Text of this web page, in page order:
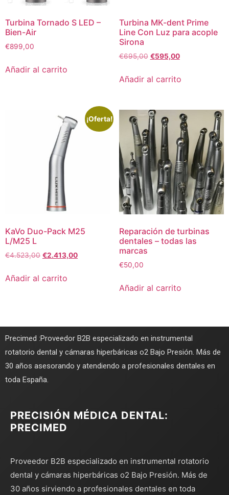
Turbina Tornado S LED –
Bien-Air
€899,00
Añadir al carrito
Turbina MK-dent Prime
Line Con Luz para acople
Sirona
€695,00 €595,00
Añadir al carrito
¡Oferta!
KaVo Duo-Pack M25
L/M25 L
€4.523,00 €2.413,00
Añadir al carrito
Reparación de turbinas
dentales – todas las
marcas
€50,00
Añadir al carrito
Precimed :Proveedor B2B especializado en instrumental
rotatorio dental y cámaras hiperbáricas o2 Bajo Presión. Más de
30 años asesorando y atendiendo a profesionales dentales en
toda España.
PRECISIÓN MÉDICA DENTAL:
PRECIMED
Proveedor B2B especializado en instrumental rotatorio
dental y cámaras hiperbáricas o2 Bajo Presión. Más de
30 años sirviendo a profesionales dentales en toda